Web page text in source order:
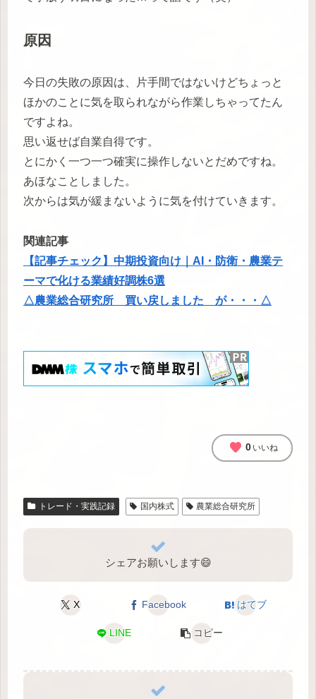
原因
今日の失敗の原因は、片手間ではないけどちょっと
ほかのことに気を取られながら作業しちゃってたん
ですよね。
思い返せば自業自得です。
とにかく一つ一つ確実に操作しないとだめですね。
あほなことしました。
次からは気が緩まないように気を付けていきます。
関連記事
【記事チェック】中期投資向け｜AI・防衛・農業テ
ーマで化ける業績好調株6選
△農業総合研究所 買い戻しました が・・・△
favorite 0 いいね
トレード・実践記録 国内株式 農業総合研究所
シェアお願いします😄
X Facebook はてブ
LINE コピー